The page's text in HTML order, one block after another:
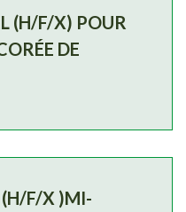
(H/F/X) POUR
DE
(H/F/X )MI-